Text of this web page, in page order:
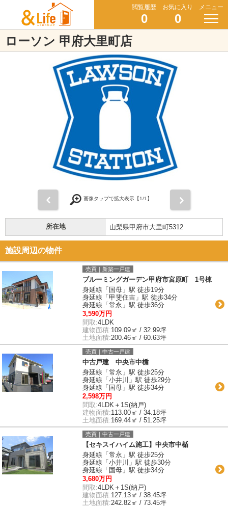
閲覧履歴
0
お気に入り
0
メニュー
ローソン 甲府大里町店
画像タップで拡大表示【1/1】
所在地 山梨県甲府市大里町5312
施設周辺の物件
売買｜新築一戸建
ブルーミングガーデン甲府市宮原町 1号棟
身延線「国母」駅 徒歩19分
身延線「甲斐住吉」駅 徒歩34分
身延線「常永」駅 徒歩36分
3,590万円
間取:4LDK
建物面積:109.09㎡ / 32.99坪
土地面積:200.46㎡ / 60.63坪
売買｜中古一戸建
中古戸建 中央市中楯
身延線「常永」駅 徒歩25分
身延線「小井川」駅 徒歩29分
身延線「国母」駅 徒歩34分
2,598万円
間取:4LDK＋1S(納戸)
建物面積:113.00㎡ / 34.18坪
土地面積:169.44㎡ / 51.25坪
売買｜中古一戸建
【セキスイハイム施工】中央市中楯
身延線「常永」駅 徒歩25分
身延線「小井川」駅 徒歩30分
身延線「国母」駅 徒歩34分
3,680万円
間取:4LDK＋1S(納戸)
建物面積:127.13㎡ / 38.45坪
土地面積:242.82㎡ / 73.45坪